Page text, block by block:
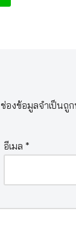
ช่องข้อมูลจำเป็นถู
อีเมล*